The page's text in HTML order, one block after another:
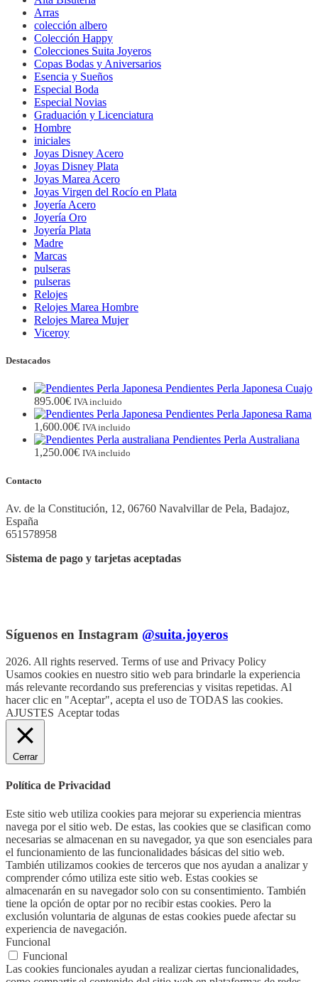
Arras
colección albero
Colección Happy
Colecciones Suita Joyeros
Copas Bodas y Aniversarios
Esencia y Sueños
Especial Boda
Especial Novias
Graduación y Licenciatura
Hombre
iniciales
Joyas Disney Acero
Joyas Disney Plata
Joyas Marea Acero
Joyas Virgen del Rocío en Plata
Joyería Acero
Joyería Oro
Joyería Plata
Madre
Marcas
pulseras
pulseras
Relojes
Relojes Marea Hombre
Relojes Marea Mujer
Viceroy
Destacados
Pendientes Perla Japonesa Cuajo
895.00€ IVA incluido
Pendientes Perla Japonesa Rama
1,600.00€ IVA incluido
Pendientes Perla Australiana
1,250.00€ IVA incluido
Contacto
Av. de la Constitución, 12, 06760 Navalvillar de Pela, Badajoz,
España
651578958
Sistema de pago y tarjetas aceptadas
Síguenos en Instagram @suita.joyeros
2026. All rights reserved. Terms of use and Privacy Policy
Usamos cookies en nuestro sitio web para brindarle la experiencia
más relevante recordando sus preferencias y visitas repetidas. Al
hacer clic en "Aceptar", acepta el uso de TODAS las cookies.
AJUSTES Aceptar todas
Cerrar
Política de Privacidad
Este sitio web utiliza cookies para mejorar su experiencia mientras
navega por el sitio web. De estas, las cookies que se clasifican como
necesarias se almacenan en su navegador, ya que son esenciales para
el funcionamiento de las funcionalidades básicas del sitio web.
También utilizamos cookies de terceros que nos ayudan a analizar y
comprender cómo utiliza este sitio web. Estas cookies se
almacenarán en su navegador solo con su consentimiento. También
tiene la opción de optar por no recibir estas cookies. Pero la
exclusión voluntaria de algunas de estas cookies puede afectar su
experiencia de navegación.
Funcional
Funcional
Las cookies funcionales ayudan a realizar ciertas funcionalidades,